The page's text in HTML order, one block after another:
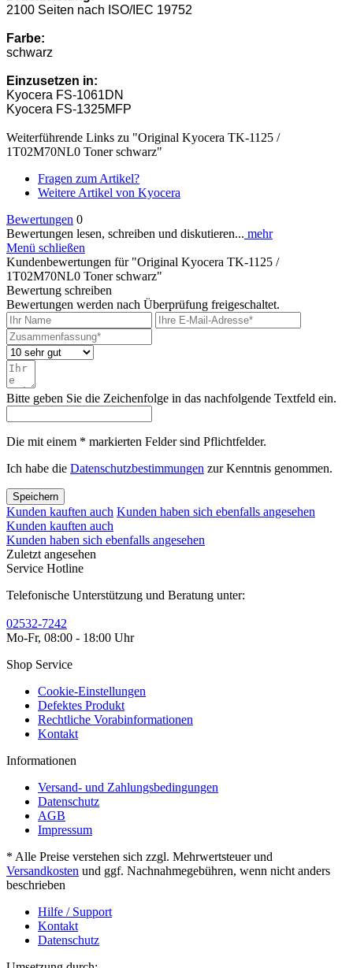
2100 Seiten nach ISO/IEC 19752
Farbe:
schwarz
Einzusetzen in:
Kyocera FS-1061DN
Kyocera FS-1325MFP
Weiterführende Links zu "Original Kyocera TK-1125 /
1T02M70NL0 Toner schwarz"
Fragen zum Artikel?
Weitere Artikel von Kyocera
Bewertungen 0
Bewertungen lesen, schreiben und diskutieren... mehr
Menü schließen
Kundenbewertungen für "Original Kyocera TK-1125 /
1T02M70NL0 Toner schwarz"
Bewertung schreiben
Bewertungen werden nach Überprüfung freigeschaltet.
Bitte geben Sie die Zeichenfolge in das nachfolgende Textfeld ein.
Die mit einem * markierten Felder sind Pflichtfelder.
Ich habe die Datenschutzbestimmungen zur Kenntnis genommen.
Speichern
Kunden kauften auch Kunden haben sich ebenfalls angesehen
Kunden kauften auch
Kunden haben sich ebenfalls angesehen
Zuletzt angesehen
Service Hotline
Telefonische Unterstützung und Beratung unter:
02532-7242
Mo-Fr, 08:00 - 18:00 Uhr
Shop Service
Cookie-Einstellungen
Defektes Produkt
Rechtliche Vorabinformationen
Kontakt
Informationen
Versand- und Zahlungsbedingungen
Datenschutz
AGB
Impressum
* Alle Preise verstehen sich zzgl. Mehrwertsteuer und
Versandkosten und ggf. Nachnahmegebühren, wenn nicht anders
beschrieben
Hilfe / Support
Kontakt
Datenschutz